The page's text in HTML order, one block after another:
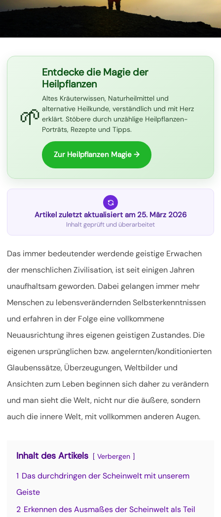
🌱
Entdecke die Magie der
Heilpflanzen
Altes Kräuterwissen, Naturheilmittel und
alternative Heilkunde, verständlich und mit Herz
erklärt. Stöbere durch unzählige Heilpflanzen-
Porträts, Rezepte und Tipps.
Zur Heilpflanzen Magie →
Artikel zuletzt aktualisiert am 25. März 2026
Inhalt geprüft und überarbeitet
Das immer bedeutender werdende geistige Erwachen
der menschlichen Zivilisation, ist seit einigen Jahren
unaufhaltsam geworden. Dabei gelangen immer mehr
Menschen zu lebensverändernden Selbsterkenntnissen
und erfahren in der Folge eine vollkommene
Neuausrichtung ihres eigenen geistigen Zustandes. Die
eigenen ursprünglichen bzw. angelernten/konditionierten
Glaubenssätze, Überzeugungen,Weltbilder und
Ansichten zum Leben beginnen sich daher zu verändern
und man sieht die Welt, nicht nur die äußere, sondern
auch die innere Welt, mit vollkommen anderen Augen.
Inhalt des Artikels Verbergen
1 Das durchdringen der Scheinwelt mit unserem
Geiste
2 Erkennen des Ausmaßes der Scheinwelt als Teil